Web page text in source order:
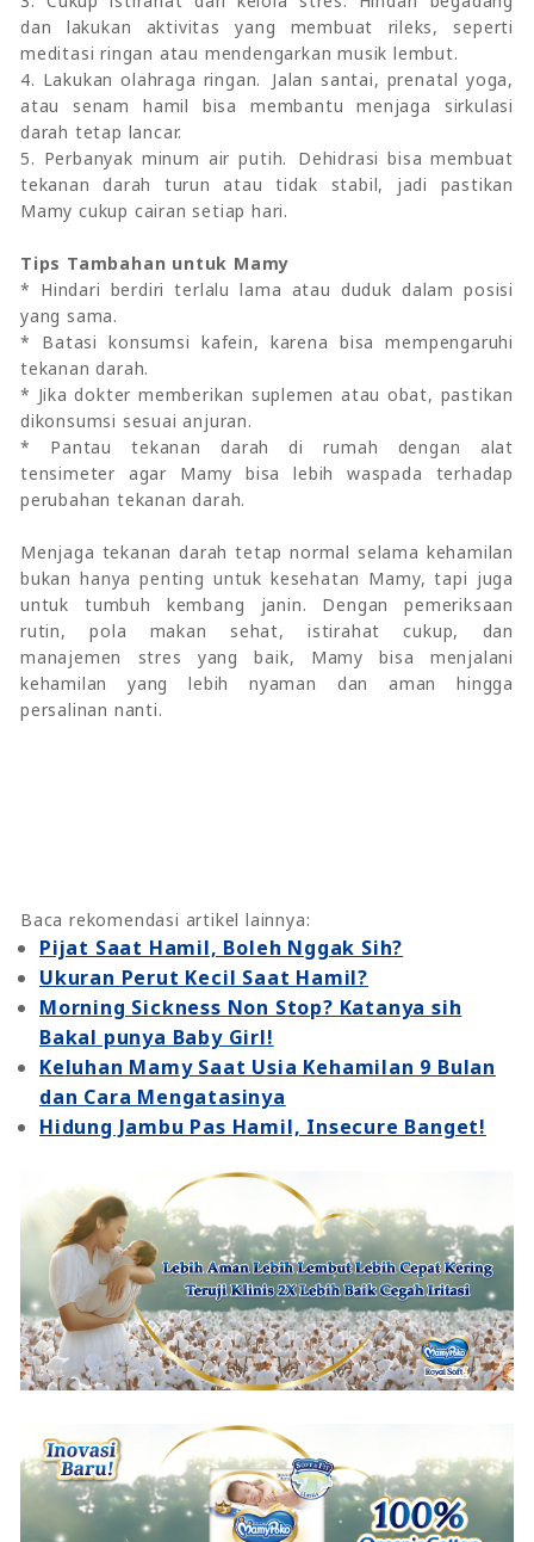
dan lakukan aktivitas yang membuat rileks, seperti
meditasi ringan atau mendengarkan musik lembut.
4. Lakukan olahraga ringan. Jalan santai, prenatal yoga,
atau senam hamil bisa membantu menjaga sirkulasi
darah tetap lancar.
5. Perbanyak minum air putih. Dehidrasi bisa membuat
tekanan darah turun atau tidak stabil, jadi pastikan
Mamy cukup cairan setiap hari.
Tips Tambahan untuk Mamy
* Hindari berdiri terlalu lama atau duduk dalam posisi
yang sama.
* Batasi konsumsi kafein, karena bisa mempengaruhi
tekanan darah.
* Jika dokter memberikan suplemen atau obat, pastikan
dikonsumsi sesuai anjuran.
* Pantau tekanan darah di rumah dengan alat
tensimeter agar Mamy bisa lebih waspada terhadap
perubahan tekanan darah.
Menjaga tekanan darah tetap normal selama kehamilan
bukan hanya penting untuk kesehatan Mamy, tapi juga
untuk tumbuh kembang janin. Dengan pemeriksaan
rutin, pola makan sehat, istirahat cukup, dan
manajemen stres yang baik, Mamy bisa menjalani
kehamilan yang lebih nyaman dan aman hingga
persalinan nanti.
Baca rekomendasi artikel lainnya:
Pijat Saat Hamil, Boleh Nggak Sih?
Ukuran Perut Kecil Saat Hamil?
Morning Sickness Non Stop? Katanya sih
Bakal punya Baby Girl!
Keluhan Mamy Saat Usia Kehamilan 9 Bulan
dan Cara Mengatasinya
Hidung Jambu Pas Hamil, Insecure Banget!